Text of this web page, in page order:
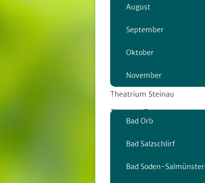
August
September
Oktober
November
Ort
Bad Orb
Bad Salzschlirf
Bad Soden-Salmünster
Freitag | 20.30 Uhr
03. JULI
STEINAU AN DER
STRASSE
Theatrium Steinau
Theater / Tanz
30 € / 26 € erm.
INFO: 18